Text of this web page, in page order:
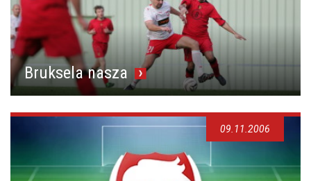
Bruksela nasza
09.11.2006